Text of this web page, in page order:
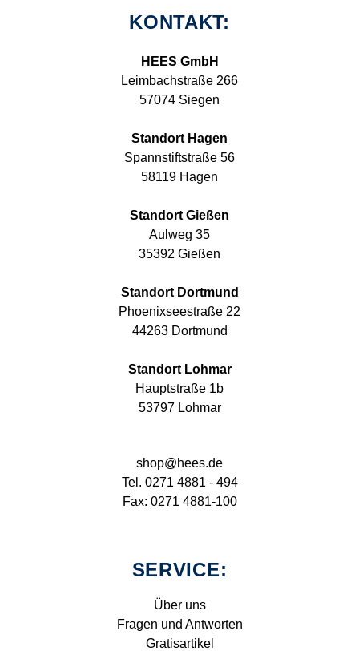
KONTAKT:
HEES GmbH
Leimbachstraße 266
57074 Siegen
Standort Hagen
Spannstiftstraße 56
58119 Hagen
Standort Gießen
Aulweg 35
35392 Gießen
Standort Dortmund
Phoenixseestraße 22
44263 Dortmund
Standort Lohmar
Hauptstraße 1b
53797 Lohmar
shop@hees.de
Tel. 0271 4881 - 494
Fax: 0271 4881-100
SERVICE:
Über uns
Fragen und Antworten
Gratisartikel